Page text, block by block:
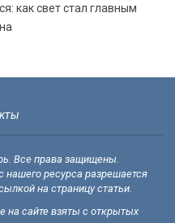
как свет стал главным
Все права защищены.
нашего ресурса разрешается
на страницу статьи.
на сайте взяты с открытых